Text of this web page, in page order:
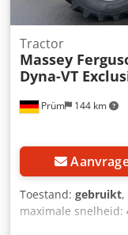
Prüm 144 km
Tractor
Massey
Dyna-VT
Toestand: gebruikt,
maximale snelheid: